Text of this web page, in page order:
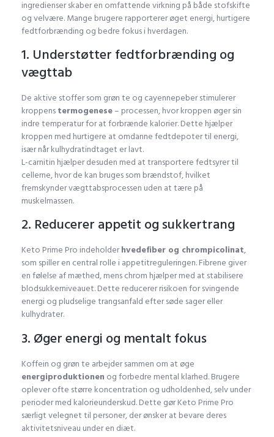
ingredienser skaber en omfattende virkning på både stofskifte
og velvære. Mange brugere rapporterer øget energi, hurtigere
fedtforbrænding og bedre fokus i hverdagen.
1. Understøtter fedtforbrænding og
vægttab
De aktive stoffer som grøn te og cayennepeber stimulerer
kroppenstermogenese– processen, hvor kroppen øger sin
indre temperatur for at forbrænde kalorier. Dette hjælper
kroppen med hurtigere at omdanne fedtdepoter til energi,
især når kulhydratindtaget er lavt.
L-carnitin hjælper desuden med at transportere fedtsyrer til
cellerne, hvor de kan bruges som brændstof, hvilket
fremskynder vægttabsprocessen uden at tære på
muskelmassen.
2. Reducerer appetit og sukkertrang
Keto Prime Pro indeholderhvedefiber og chrompicolinat,
som spiller en central rolle i appetitreguleringen. Fibrene giver
en følelse af mæthed, mens chrom hjælper med at stabilisere
blodsukkerniveauet. Dette reducerer risikoen for svingende
energi og pludselige trangsanfald efter søde sager eller
kulhydrater.
3. Øger energi og mentalt fokus
Koffein og grøn te arbejder sammen om at øge
energiproduktionen og forbedre mental klarhed. Brugere
oplever ofte større koncentration og udholdenhed, selv under
perioder med kalorieunderskud. Dette gør Keto Prime Pro
særligt velegnet til personer, der ønsker at bevare deres
aktivitetsniveau under en diæt.